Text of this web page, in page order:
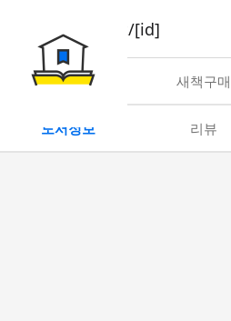
book/rent/[id]
대여 새책구매
도서정보 리뷰